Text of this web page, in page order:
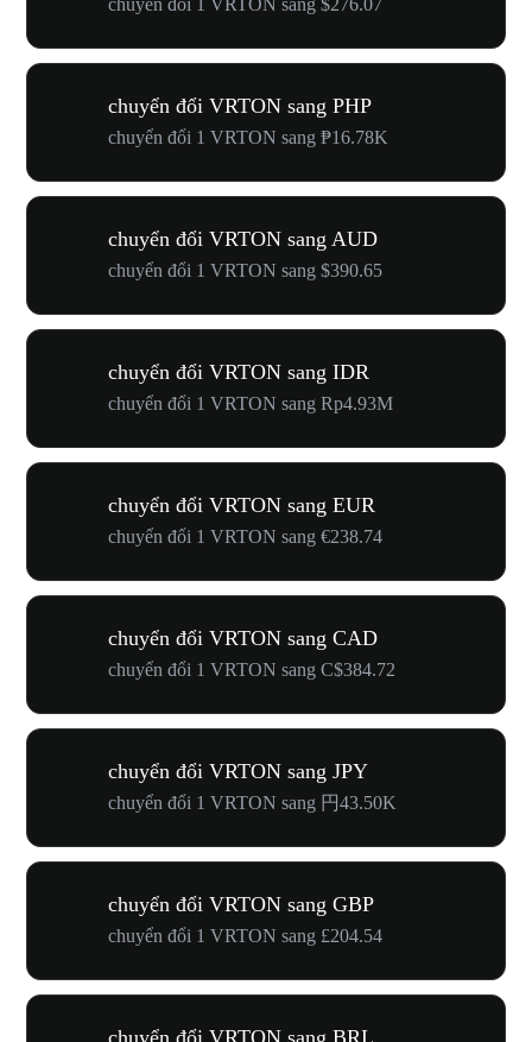
chuyển đổi 1 VRTON sang $276.07
chuyển đổi VRTON sang PHP
chuyển đổi 1 VRTON sang ₱16.78K
chuyển đổi VRTON sang AUD
chuyển đổi 1 VRTON sang $390.65
chuyển đổi VRTON sang IDR
chuyển đổi 1 VRTON sang Rp4.93M
chuyển đổi VRTON sang EUR
chuyển đổi 1 VRTON sang €238.74
chuyển đổi VRTON sang CAD
chuyển đổi 1 VRTON sang C$384.72
chuyển đổi VRTON sang JPY
chuyển đổi 1 VRTON sang 円43.50K
chuyển đổi VRTON sang GBP
chuyển đổi 1 VRTON sang £204.54
chuyển đổi VRTON sang BRL